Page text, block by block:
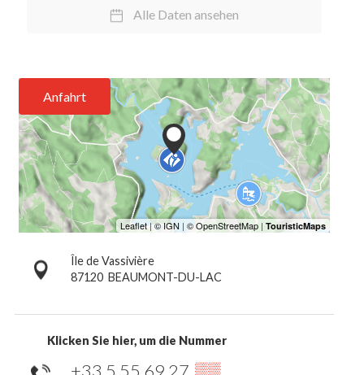
Alle Daten ansehen
Anfahrt
Île de Vassivière
87120 BEAUMONT-DU-LAC
Klicken Sie hier, um die Nummer
+33 5 55 69 27 ▒▒